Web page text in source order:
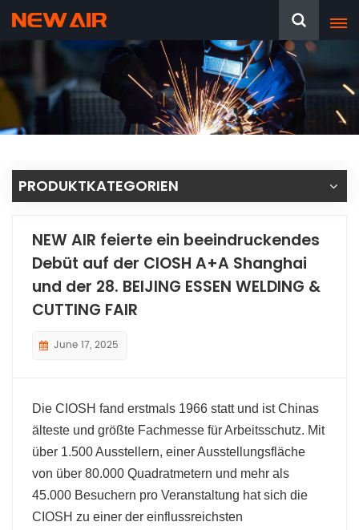
PRODUKTKATEGORIEN
NEW AIR feierte ein beeindruckendes
Debüt auf der CIOSH A+A Shanghai
und der 28. BEIJING ESSEN WELDING &
CUTTING FAIR
June 17, 2025
Die CIOSH fand erstmals 1966 statt und ist Chinas
älteste und größte Fachmesse für Arbeitsschutz. Mit
über 1.500 Ausstellern, einer Ausstellungsfläche
von über 80.000 Quadratmetern und mehr als
45.000 Besuchern pro Veranstaltung hat sich die
CIOSH zu einer der einflussreichsten